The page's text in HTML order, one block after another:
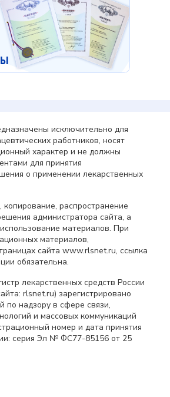
исключительно для
работников, носят
характер и не должны
для принятия
о применении лекарственных
распространение
администратора сайта, а
материалов. При
материалов,
сайта www.rlsnet.ru, ссылка
обязательна.
лекарственных средств России
rlsnet.ru) зарегистрировано
по надзору в сфере связи,
и массовых коммуникаций
номер и дата принятия
серия Эл № ФС77-85156 от 25